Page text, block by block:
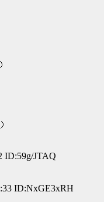
ID:59g/JTAQ
ID:NxGE3xRH